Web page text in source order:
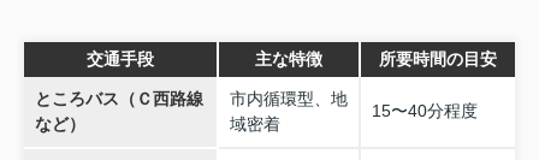
交通手段 主な特徴 所要時間の目安
ところバス（Ｃ西路線
など）
市内循環型、地
域密着
15〜40分程度